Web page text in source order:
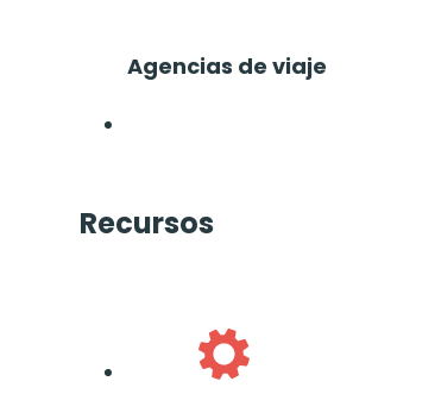
Agencias de viaje
Recursos